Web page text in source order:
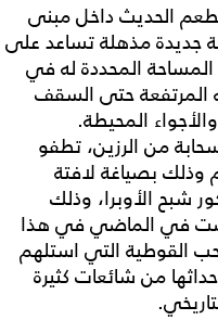
الحديث داخل مبنى
جديدة مذهلة تساعد على
المساحة المحددة له في
المرتفعة حتى السقف
المحيطة.
من الرزين، تطفو
وذلك بصياغة لافتة
شبح الأوبرا، وذلك
في الماضي في هذا
القوطية التي استلهم
من شائعات كثيرة